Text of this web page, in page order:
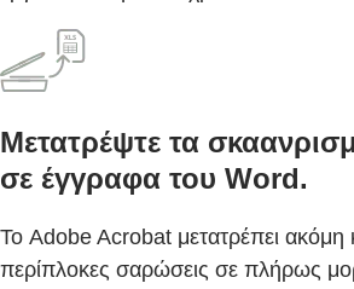
Μετατρέψτε τα
σε έγγραφα του Word.
Το Adobe Acrobat μετατρέπει ακόμη
περίπλοκες σαρώσεις σε πλήρως